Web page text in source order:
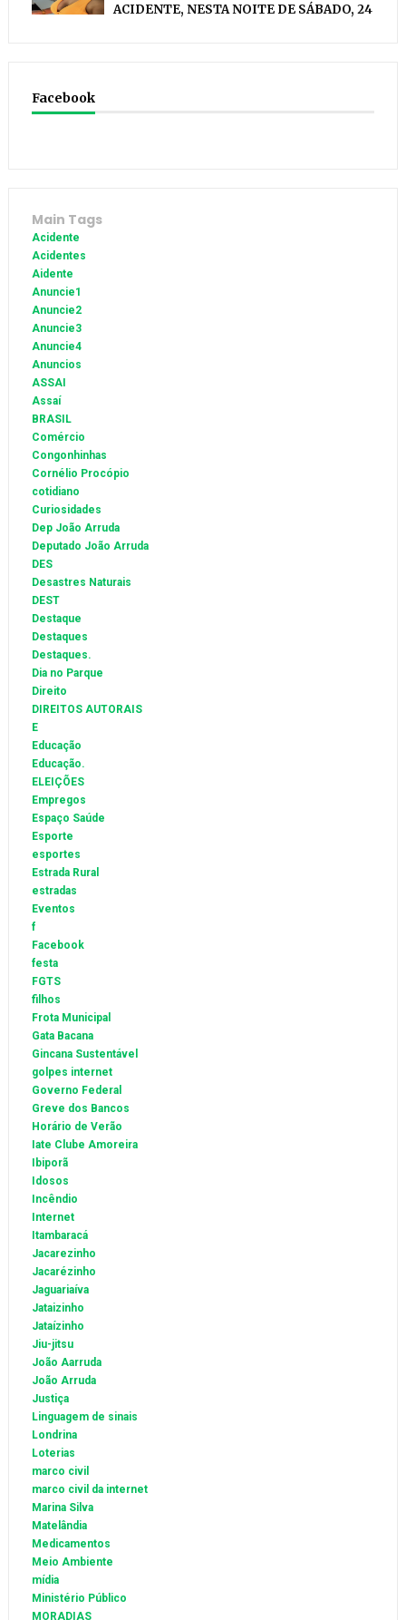
ACIDENTE, NESTA NOITE DE SÁBADO, 24
Facebook
Main Tags
Acidente
Acidentes
Aidente
Anuncie1
Anuncie2
Anuncie3
Anuncie4
Anuncios
ASSAI
Assaí
BRASIL
Comércio
Congonhinhas
Cornélio Procópio
cotidiano
Curiosidades
Dep João Arruda
Deputado João Arruda
DES
Desastres Naturais
DEST
Destaque
Destaques
Destaques.
Dia no Parque
Direito
DIREITOS AUTORAIS
E
Educação
Educação.
ELEIÇÕES
Empregos
Espaço Saúde
Esporte
esportes
Estrada Rural
estradas
Eventos
f
Facebook
festa
FGTS
filhos
Frota Municipal
Gata Bacana
Gincana Sustentável
golpes internet
Governo Federal
Greve dos Bancos
Horário de Verão
Iate Clube Amoreira
Ibiporã
Idosos
Incêndio
Internet
Itambaracá
Jacarezinho
Jacarézinho
Jaguariaíva
Jataizinho
Jataízinho
Jiu-jitsu
João Aarruda
João Arruda
Justiça
Linguagem de sinais
Londrina
Loterias
marco civil
marco civil da internet
Marina Silva
Matelândia
Medicamentos
Meio Ambiente
mídia
Ministério Público
MORADIAS